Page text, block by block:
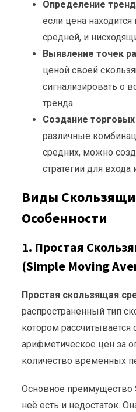
Определение
если цена
средней, и
Выявление точек
ценой своей
сигнализировать о
тренда.
Создание торговых
различные
средних, можно
стратегии для
Виды
Особенности
1. Простая
(Simple Moving
Простая скользящая
распространенный тип
котором рассчитывается
арифметическое цен за
количество временных
Основное преимущество
неё есть и недостаток.